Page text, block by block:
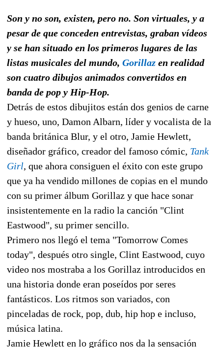
Son y no son, existen, pero no. Son virtuales, y a
pesar de que conceden entrevistas, graban vídeos
y se han situado en los primeros lugares de las
listas musicales del mundo, Gorillaz en realidad
son cuatro dibujos animados convertidos en
banda de pop y Hip-Hop.
Detrás de estos dibujitos están dos genios de carne
y hueso, uno, Damon Albarn, líder y vocalista de la
banda británica Blur, y el otro, Jamie Hewlett,
diseñador gráfico, creador del famoso cómic, Tank
Girl, que ahora consiguen el éxito con este grupo
que ya ha vendido millones de copias en el mundo
con su primer álbum Gorillaz y que hace sonar
insistentemente en la radio la canción "Clint
Eastwood", su primer sencillo.
Primero nos llegó el tema "Tomorrow Comes
today", después otro single, Clint Eastwood, cuyo
video nos mostraba a los Gorillaz introducidos en
una historia donde eran poseídos por seres
fantásticos. Los ritmos son variados, con
pinceladas de rock, pop, dub, hip hop e incluso,
música latina.
Jamie Hewlett en lo gráfico nos da la sensación